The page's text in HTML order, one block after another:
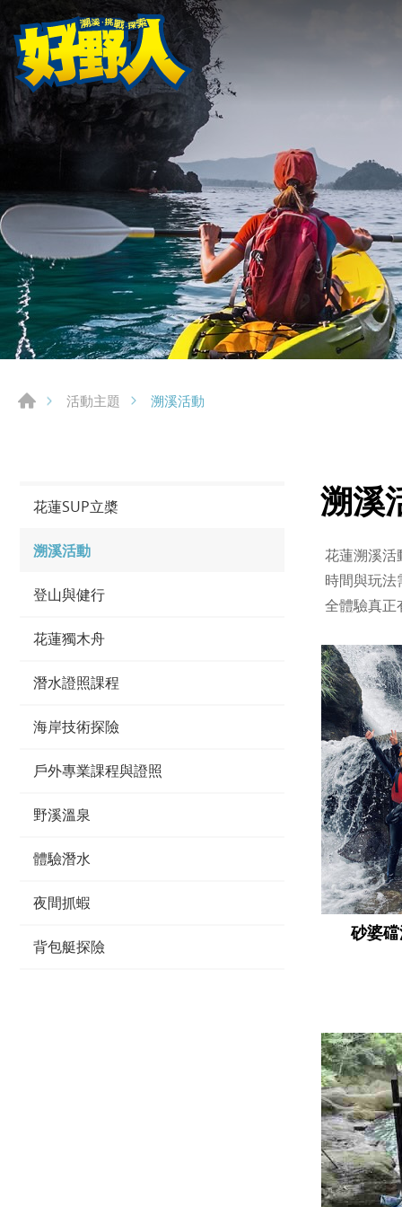
活動主題 溯溪活動
花蓮SUP立槳
溯溪活動
登山與健行
花蓮獨木舟
潛水證照課程
海岸技術探險
戶外專業課程與證照
野溪溫泉
體驗潛水
夜間抓蝦
背包艇探險
溯溪
花蓮溯溪活
時間與玩
全體驗真正
砂婆